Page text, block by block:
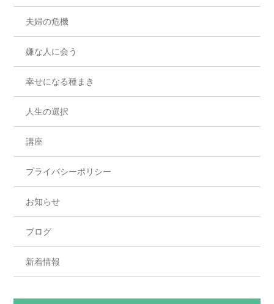
夫婦の危機
嫌な人に会う
幸せになる種まき
人生の選択
講座
プライバシーポリシー
お知らせ
ブログ
新着情報